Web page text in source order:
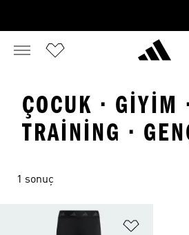
ÇOCUK · GIYIM
TRAINING ·
1 sonuç